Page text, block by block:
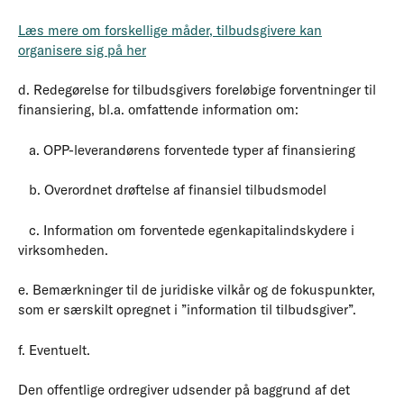
Læs mere om forskellige måder, tilbudsgivere kan
organisere sig på her
d. Redegørelse for tilbudsgivers foreløbige forventninger til
finansiering, bl.a. omfattende information om:
a. OPP-leverandørens forventede typer af finansiering
b. Overordnet drøftelse af finansiel tilbudsmodel
c. Information om forventede egenkapitalindskydere i
virksomheden.
e. Bemærkninger til de juridiske vilkår og de fokuspunkter,
som er særskilt opregnet i ”information til tilbudsgiver”.
f. Eventuelt.
Den offentlige ordregiver udsender på baggrund af det